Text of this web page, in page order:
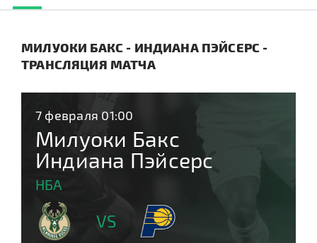
МИЛУОКИ БАКС - ИНДИАНА ПЭЙСЕРС -
ТРАНСЛЯЦИЯ МАТЧА
7 февраля 01:00
Милуоки Бакс
Индиана Пэйсерс
НБА
VS